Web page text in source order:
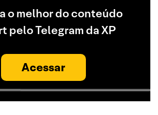
o melhor do conteúdo
pelo Telegram da XP
Acessar